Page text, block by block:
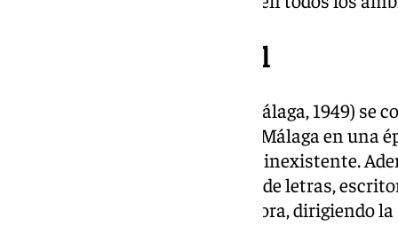
Teresa Azpiazu y Paul
Teresa Azpiazu (Cádiz, 1862 – Málaga, 1949)
concejala del Ayuntamiento de Málaga en una
femenina en la política era casi inexistente.
política, Azpiazu fue una mujer de letras,
también una destacada educadora, dirigiendo